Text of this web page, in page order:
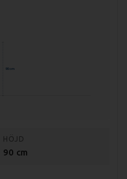
90 cm
HÖJD
90 cm